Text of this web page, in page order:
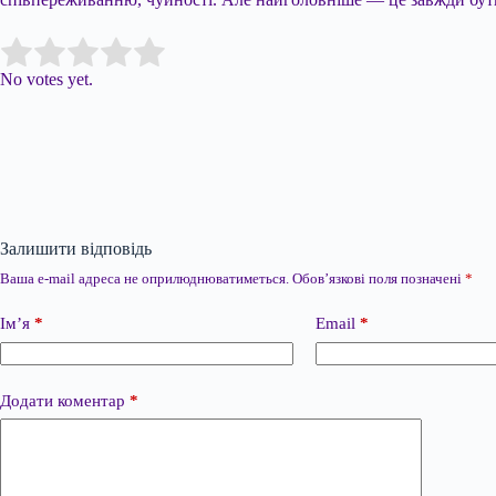
Rate this item:
No votes yet.
Залишити відповідь
Ваша e-mail адреса не оприлюднюватиметься. Обов’язкові поля позначені *
Ім’я * Email *
Додати коментар *